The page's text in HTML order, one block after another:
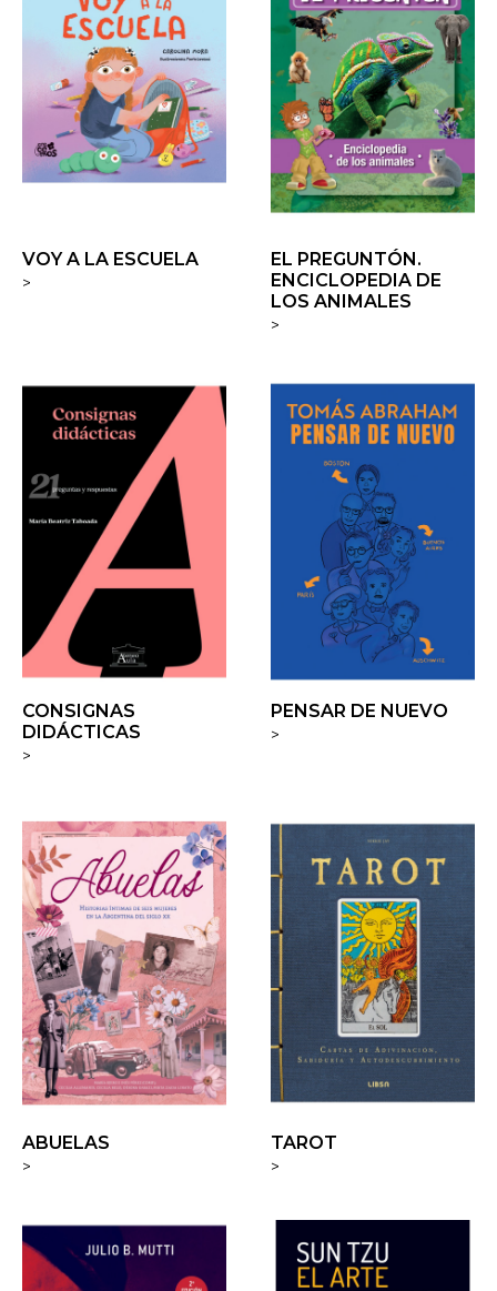
VOY A LA ESCUELA
>
EL PREGUNTÓN.
ENCICLOPEDIA DE
LOS ANIMALES
>
CONSIGNAS
DIDÁCTICAS
>
PENSAR DE NUEVO
>
ABUELAS
>
TAROT
>